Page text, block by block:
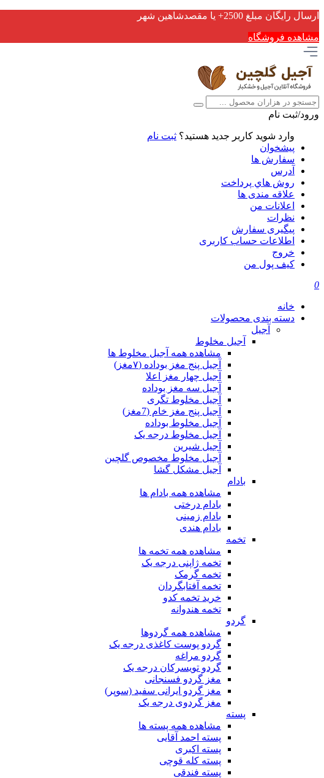
ارسال رایگان مبلغ 2500+ یا مقصدشاهین شهر
مشاهده فروشگاه
ورود/ثبت نام
وارد شوید کاربر جدید هستید؟ ثبت نام
پیشخوان
سفارش ها
آدرس
روش هاي پرداخت
علاقه مندی ها
اعلانات من
نظرات
پیگیری سفارش
اطلاعات حساب كاربری
خروج
کیف پول من
0
خانه
دسته بندی محصولات
آجیل
آجیل مخلوط
مشاهده همه آجیل مخلوط ها
آجیل پنج مغز بوداده (۷مغز)
آجیل چهار مغز اعلا
آجیل سه مغز بوداده
آجیل مخلوط تگری
آجیل پنج مغز خام (7مغز)
آجیل مخلوط بوداده
آجیل مخلوط درجه یک
آجیل شیرین
آجیل مخلوط مخصوص گلچین
آجیل مشکل گشا
بادام
مشاهده همه بادام ها
بادام درختی
بادام زمینی
بادام هندی
تخمه
مشاهده همه تخمه ها
تخمه ژاپنی درجه یک
تخمه گرمک
تخمه آفتابگردان
خرید تخمه کدو
تخمه هندوانه
گردو
مشاهده همه گردوها
گردو پوست کاغذی درجه یک
گردو مراغه
گردو تویسرکان درجه یک
مغز گردو فسنجانی
مغز گردو ایرانی سفید (سوپر)
مغز گردوی درجه یک
پسته
مشاهده همه پسته ها
پسته احمد آقایی
پسته اکبری
پسته کله قوچی
پسته فندقی